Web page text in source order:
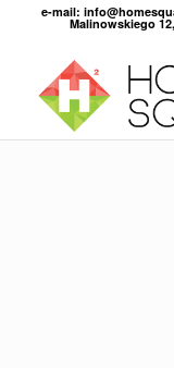
e-mail:
Malinowskiego